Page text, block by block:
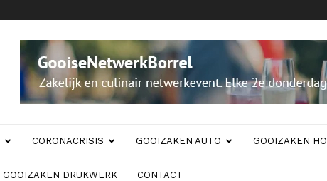
CORONACRISIS GOOIZAKEN AUTO GOOIZAKEN
GOOIZAKEN DRUKWERK CONTACT